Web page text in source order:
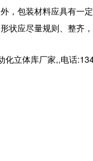
包装材料应具有一
状应尽量规则、整齐
化立体库厂家,,电话